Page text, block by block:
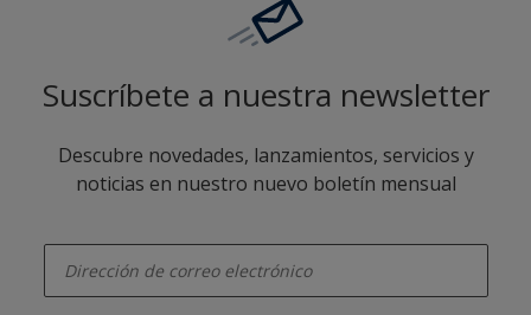
Suscríbete a nuestra newsletter
Descubre novedades, lanzamientos, servicios y
noticias en nuestro nuevo boletín mensual